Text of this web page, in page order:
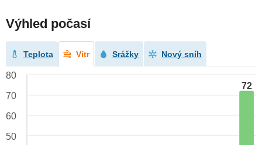
Výhled počasí
Teplota Vítr Srážky Nový sníh
72
80
70
60
50